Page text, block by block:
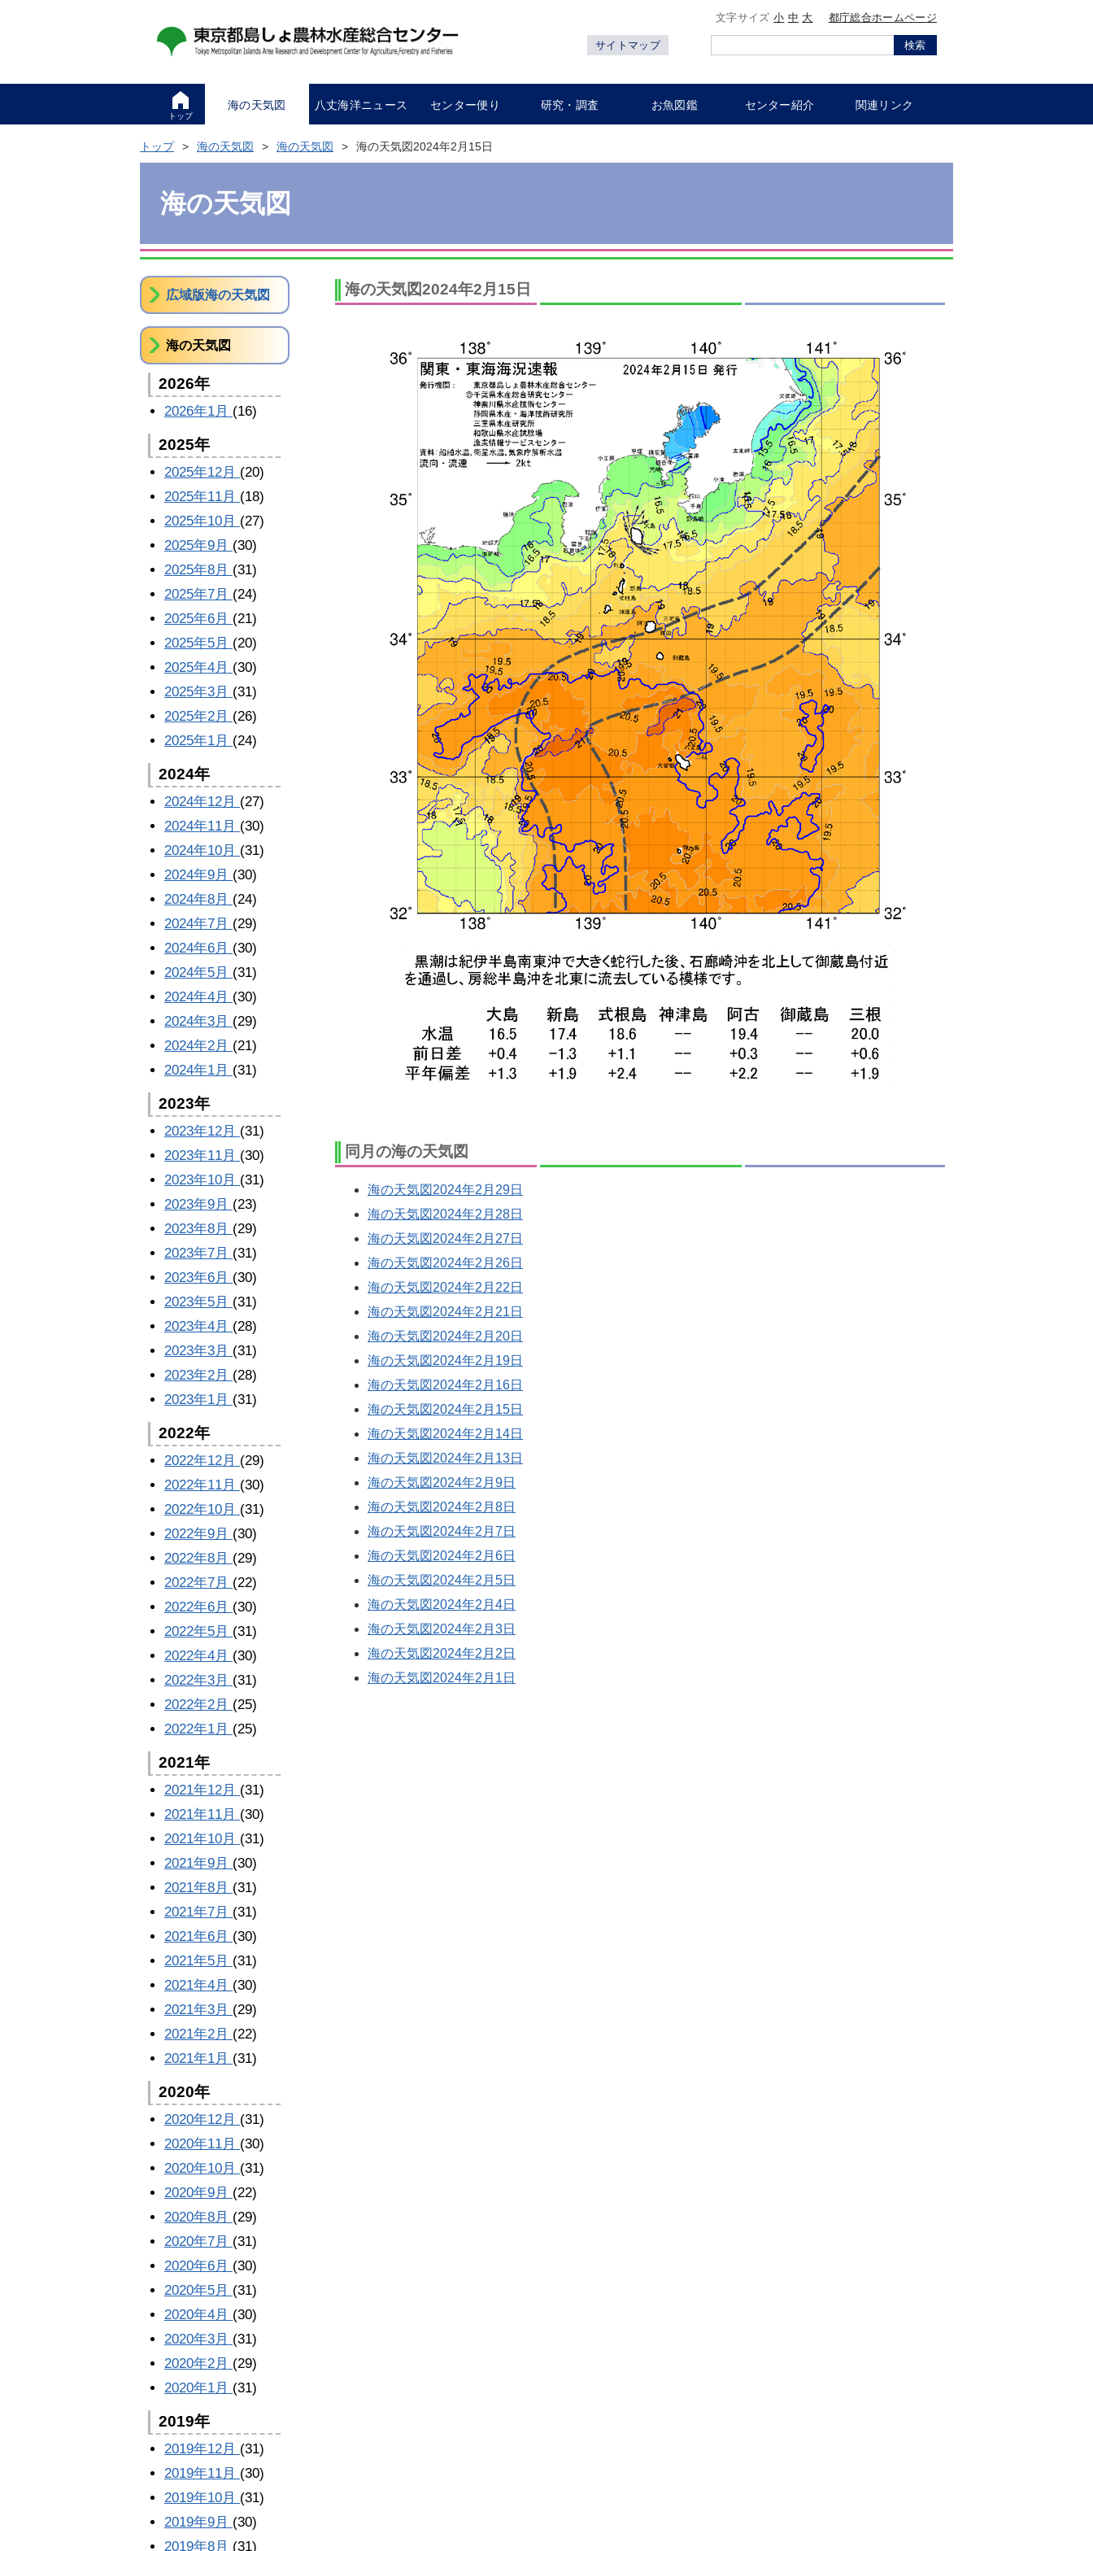
文字サイズ小 中 大 都庁総合ホームページ
サイトマップ 検索
トップ
海の天気図 八丈海洋ニュース センター便り 研究・調査 お魚図鑑 センター紹介 関連リンク
トップ 海の天気図 海の天気図 海の天気図2024年2月15日
海の天気図
海の天気図2024年2月15日
同月の海の天気図
海の天気図2024年2月29日
海の天気図2024年2月28日
海の天気図2024年2月27日
海の天気図2024年2月26日
海の天気図2024年2月22日
海の天気図2024年2月21日
海の天気図2024年2月20日
海の天気図2024年2月19日
海の天気図2024年2月16日
海の天気図2024年2月15日
海の天気図2024年2月14日
海の天気図2024年2月13日
海の天気図2024年2月9日
海の天気図2024年2月8日
海の天気図2024年2月7日
海の天気図2024年2月6日
海の天気図2024年2月5日
海の天気図2024年2月4日
海の天気図2024年2月3日
海の天気図2024年2月2日
海の天気図2024年2月1日
広域版海の天気図
海の天気図
2026年
2026年1月 (16)
2025年
2025年12月 (20)
2025年11月 (18)
2025年10月 (27)
2025年9月 (30)
2025年8月 (31)
2025年7月 (24)
2025年6月 (21)
2025年5月 (20)
2025年4月 (30)
2025年3月 (31)
2025年2月 (26)
2025年1月 (24)
2024年
2024年12月 (27)
2024年11月 (30)
2024年10月 (31)
2024年9月 (30)
2024年8月 (24)
2024年7月 (29)
2024年6月 (30)
2024年5月 (31)
2024年4月 (30)
2024年3月 (29)
2024年2月 (21)
2024年1月 (31)
2023年
2023年12月 (31)
2023年11月 (30)
2023年10月 (31)
2023年9月 (23)
2023年8月 (29)
2023年7月 (31)
2023年6月 (30)
2023年5月 (31)
2023年4月 (28)
2023年3月 (31)
2023年2月 (28)
2023年1月 (31)
2022年
2022年12月 (29)
2022年11月 (30)
2022年10月 (31)
2022年9月 (30)
2022年8月 (29)
2022年7月 (22)
2022年6月 (30)
2022年5月 (31)
2022年4月 (30)
2022年3月 (31)
2022年2月 (25)
2022年1月 (25)
2021年
2021年12月 (31)
2021年11月 (30)
2021年10月 (31)
2021年9月 (30)
2021年8月 (31)
2021年7月 (31)
2021年6月 (30)
2021年5月 (31)
2021年4月 (30)
2021年3月 (29)
2021年2月 (22)
2021年1月 (31)
2020年
2020年12月 (31)
2020年11月 (30)
2020年10月 (31)
2020年9月 (22)
2020年8月 (29)
2020年7月 (31)
2020年6月 (30)
2020年5月 (31)
2020年4月 (30)
2020年3月 (31)
2020年2月 (29)
2020年1月 (31)
2019年
2019年12月 (31)
2019年11月 (30)
2019年10月 (31)
2019年9月 (30)
2019年8月 (31)